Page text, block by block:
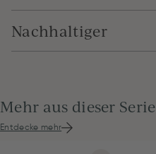
Nachhaltiger
Mehr aus dieser Serie
Entdecke mehr